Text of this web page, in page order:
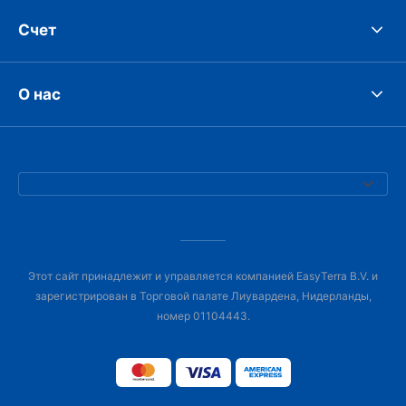
Счет
О нас
Этот сайт принадлежит и управляется компанией EasyTerra B.V. и
зарегистрирован в Торговой палате Лиувардена, Нидерланды,
номер 01104443.